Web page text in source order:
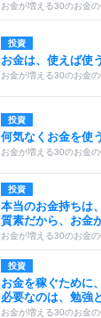
お金が増える30のお金
投資
お金は、使えば使
お金が増える30のお金
投資
何気なくお金を使
お金が増える30のお金
投資
本当のお金持ちは
質素だから、お金
お金が増える30のお金
投資
お金を稼ぐために
必要なのは、勉強
お金が増える30のお金